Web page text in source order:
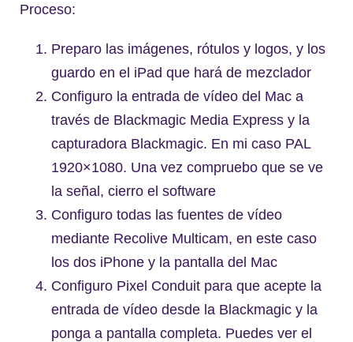
Proceso:
Preparo las imágenes, rótulos y logos, y los
guardo en el iPad que hará de mezclador
Configuro la entrada de vídeo del Mac a
través de Blackmagic Media Express y la
capturadora Blackmagic. En mi caso PAL
1920×1080. Una vez compruebo que se ve
la señal, cierro el software
Configuro todas las fuentes de vídeo
mediante Recolive Multicam, en este caso
los dos iPhone y la pantalla del Mac
Configuro Pixel Conduit para que acepte la
entrada de vídeo desde la Blackmagic y la
ponga a pantalla completa. Puedes ver el